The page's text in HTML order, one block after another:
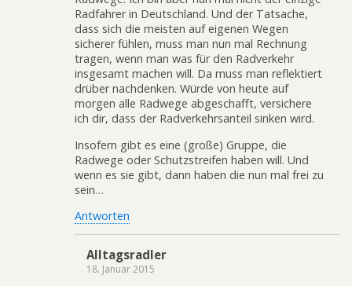
Radfahrer in Deutschland. Und der Tatsache,
dass sich die meisten auf eigenen Wegen
sicherer fühlen, muss man nun mal Rechnung
tragen, wenn man was für den Radverkehr
insgesamt machen will. Da muss man reflektiert
drüber nachdenken. Würde von heute auf
morgen alle Radwege abgeschafft, versichere
ich dir, dass der Radverkehrsanteil sinken wird.
Insofern gibt es eine (große) Gruppe, die
Radwege oder Schutzstreifen haben will. Und
wenn es sie gibt, dann haben die nun mal frei zu
sein…
Antworten
Alltagsradler
18. Januar 2015